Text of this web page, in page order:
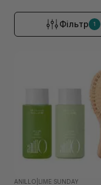
Фільтр 1
ANILLO LIME SUNDAY